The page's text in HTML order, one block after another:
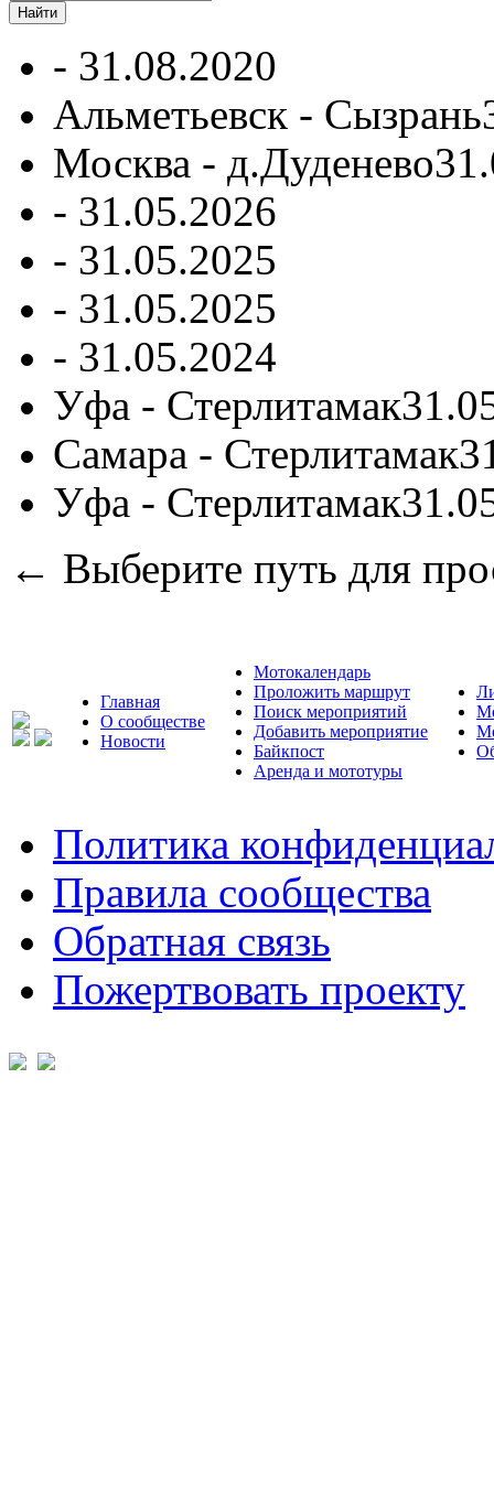
- 31.08.2020
Альметьевск - Сызрань
Москва - д.Дуденево
- 31.05.2026
- 31.05.2025
- 31.05.2025
- 31.05.2024
Уфа - Стерлитамак
Самара - Стерлитамак
Уфа - Стерлитамак
← Выберите путь для
Главная
О сообществе
Новости
Мотокалендарь
Проложить маршрут
Поиск мероприятий
Добавить мероприятие
Байкпост
Аренда и мототуры
Политика
Правила сообщества
Обратная связь
Пожертвовать проекту